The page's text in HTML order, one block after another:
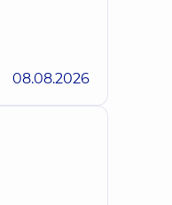
08.08.2026